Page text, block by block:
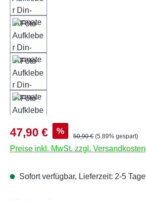
Verkaufspreis:
47,90 € % Regulärer Preis:
50,90 € (5.89% gespart)
Preise inkl. MwSt. zzgl. Versandkosten
Sofort verfügbar, Lieferzeit: 2-5 Tage